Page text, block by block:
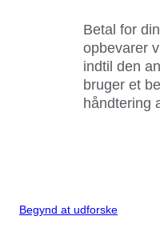
Betal for
opbevarer
indtil den
bruger et
håndtering
Begynd at udforske